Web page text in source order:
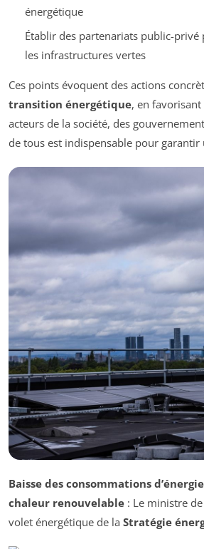
énergétique
Établir des partenariats public-
les infrastructures vertes
Ces points évoquent des actions
transition énergétique, en
acteurs de la société, des
de tous est indispensable pour
Baisse des consommations d’énergie
chaleur renouvelable : Le ministre
volet énergétique de la Stratégie